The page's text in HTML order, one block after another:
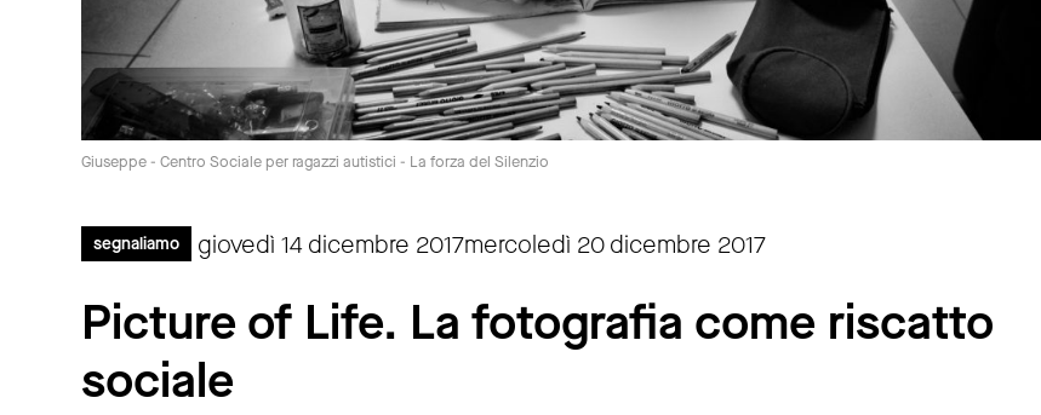
Giuseppe - Centro Sociale per ragazzi autistici - La forza del Silenzio
segnaliamo giovedì 14 dicembre 2017mercoledì 20 dicembre 2017
Picture of Life. La fotografia come riscatto
sociale